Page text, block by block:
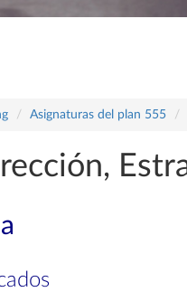
Asignaturas del plan 555